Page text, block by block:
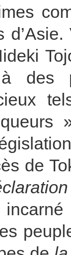
des
de